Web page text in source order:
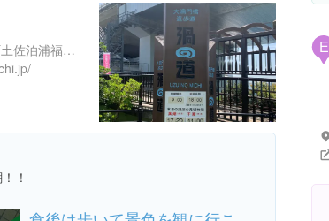
徳島県鳴門市鳴門町土佐泊浦福池 内 鳴門公園
！
E